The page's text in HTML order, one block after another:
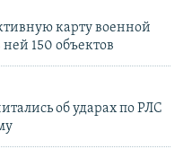
карту военной
150 объектов
об ударах по РЛС